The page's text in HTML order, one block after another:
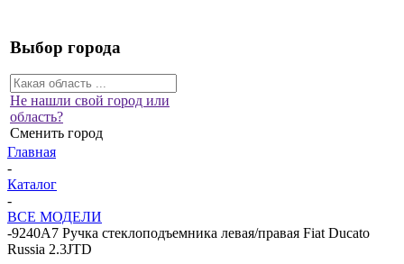
Выбор города
Не нашли свой город или
область?
Сменить город
Главная
-
Каталог
-
ВСЕ МОДЕЛИ
-9240A7 Ручка стеклоподъемника левая/правая Fiat Ducato
Russia 2.3JTD